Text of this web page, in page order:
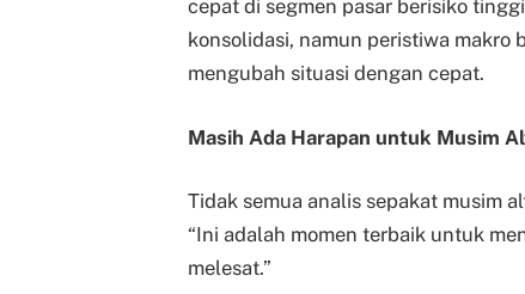
cepat di segmen pasar berisiko
konsolidasi, namun peristiwa makro
mengubah situasi dengan cepat.
Masih Ada Harapan untuk Musim
Tidak semua analis sepakat musim
“Ini adalah momen terbaik untuk
melesat.”